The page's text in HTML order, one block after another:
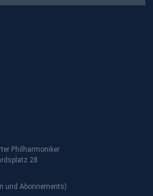
Philharmoniker
28
und Abonnements)